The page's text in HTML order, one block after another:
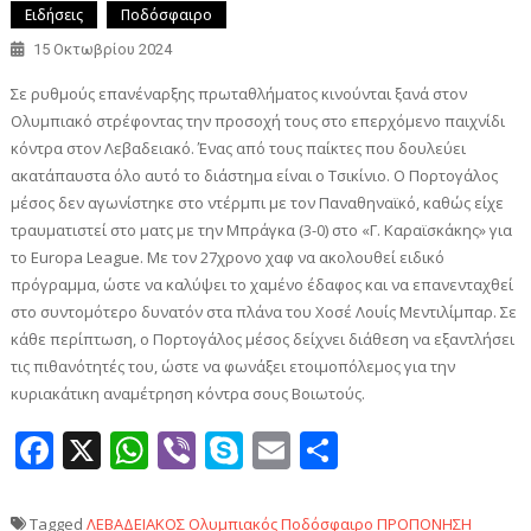
Ειδήσεις Ποδόσφαιρο
15 Οκτωβρίου 2024
Σε ρυθμούς επανέναρξης πρωταθλήματος κινούνται ξανά στον
Ολυμπιακό στρέφοντας την προσοχή τους στο επερχόμενο παιχνίδι
κόντρα στον Λεβαδειακό. Ένας από τους παίκτες που δουλεύει
ακατάπαυστα όλο αυτό το διάστημα είναι ο Τσικίνιο. Ο Πορτογάλος
μέσος δεν αγωνίστηκε στο ντέρμπι με τον Παναθηναϊκό, καθώς είχε
τραυματιστεί στο ματς με την Μπράγκα (3-0) στο «Γ. Καραϊσκάκης» για
το Europa League. Με τον 27χρονο χαφ να ακολουθεί ειδικό
πρόγραμμα, ώστε να καλύψει το χαμένο έδαφος και να επανενταχθεί
στο συντομότερο δυνατόν στα πλάνα του Χοσέ Λουίς Μεντιλίμπαρ. Σε
κάθε περίπτωση, ο Πορτογάλος μέσος δείχνει διάθεση να εξαντλήσει
τις πιθανότητές του, ώστε να φωνάξει ετοιμοπόλεμος για την
κυριακάτικη αναμέτρηση κόντρα σους Βοιωτούς.
Facebook
X WhatsApp
ViberSkype
Email
Tagged ΛΕΒΑΔΕΙΑΚΟΣ ΟλυμπιακόςΠοδόσφαιρο ΠΡΟΠΟΝΗΣΗ